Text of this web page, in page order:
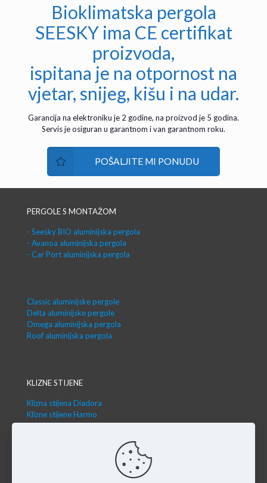
Bioklimatska pergola
SEESKY ima CE certifikat
proizvoda,
ispitana je na otpornost na
vjetar, snijeg, kišu i na udar.
Garancija na elektroniku je 2 godine, na proizvod je 5 godina.
Servis je osiguran u garantnom i van garantnom roku.
POŠALJITE MI PONUDU
PERGOLE S MONTAŽOM
- Seesky BIO aluminijska pergola
- Avanoa aluminijska pergola
- Car Port aluminijska pergola
Classic aluminijske pergole
Delta aluminijske pergole
Omega aluminijska pergola
Roof aluminijska pergola
KLIZNE STIJENE
Klizna stijena Diadora
Klizne stijene Harmo